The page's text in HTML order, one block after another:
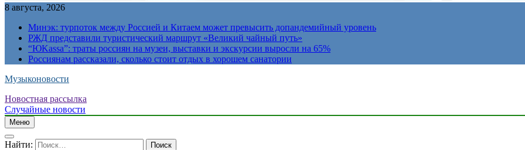
8 августа, 2026
Минэк: турпоток между Россией и Китаем может превысить допандемийный уровень
РЖД представили туристический маршрут «Великий чайный путь»
“ЮKassa”: траты россиян на музеи, выставки и экскурсии выросли на 65%
Россиянам рассказали, сколько стоит отдых в хорошем санатории
Музыконовости
Новостная рассылка
Случайные новости
Меню
Найти: